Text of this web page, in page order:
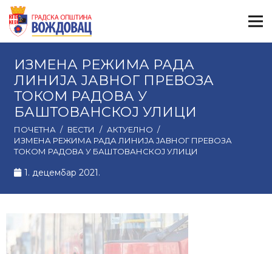
ИЗМЕНА РЕЖИМА РАДА
ЛИНИЈА ЈАВНОГ ПРЕВОЗА
ТОКОМ РАДОВА У
БАШТОВАНСКОЈ УЛИЦИ
ПОЧЕТНА / ВЕСТИ / АКТУЕЛНО /
ИЗМЕНА РЕЖИМА РАДА ЛИНИЈА ЈАВНОГ ПРЕВОЗА
ТОКОМ РАДОВА У БАШТОВАНСКОЈ УЛИЦИ
1. децембар 2021.